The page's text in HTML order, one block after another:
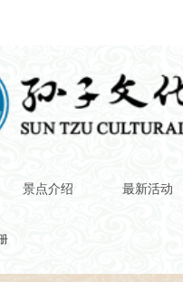
景点介绍 最新活动